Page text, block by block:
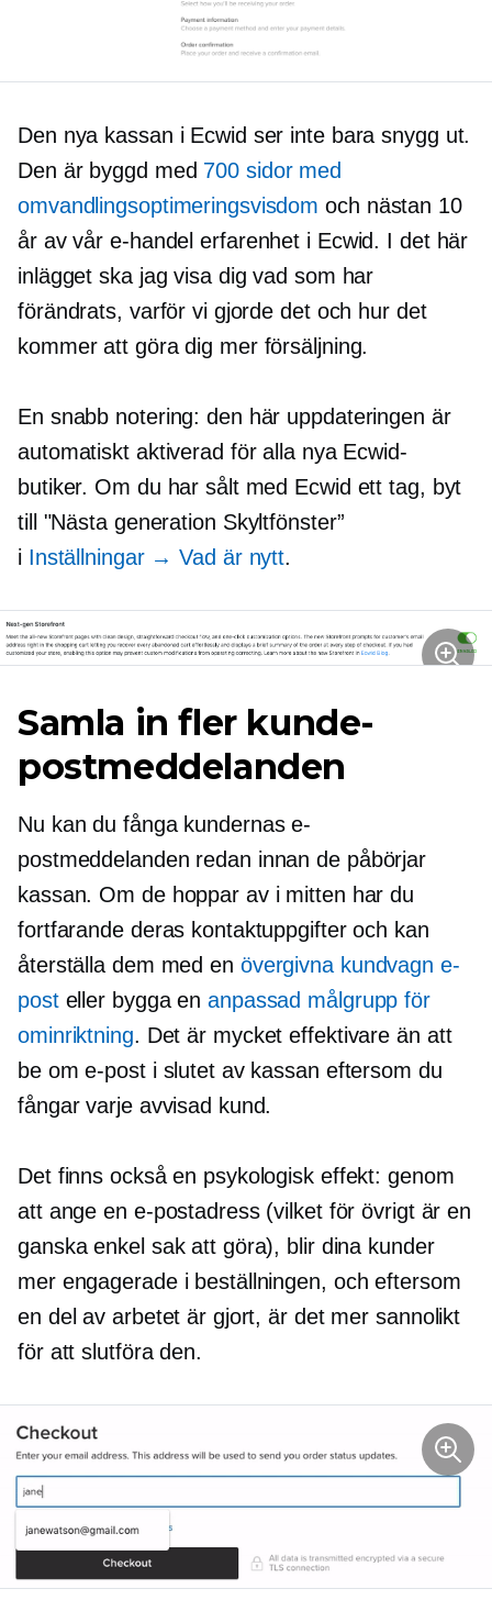
Den nya kassan i Ecwid ser inte bara snygg ut.
Den är byggd med 700 sidor med
omvandlingsoptimeringsvisdom och nästan 10
år av våre-handel erfarenhet i Ecwid. I det här
inlägget ska jag visa dig vad som har
förändrats, varför vi gjorde det och hur det
kommer att göra dig mer försäljning.
En snabb notering: den här uppdateringen är
automatiskt aktiverad för alla nya Ecwid-
butiker. Om du har sålt med Ecwid ett tag, byt
till "Nästa generation Skyltfönster”
i Inställningar → Vad är nytt.
Samla in fler kunde-
postmeddelanden
Nu kan du fånga kundernas e-
postmeddelanden redan innan de påbörjar
kassan. Om de hoppar av i mitten har du
fortfarande deras kontaktuppgifter och kan
återställa dem med en övergivna kundvagn e-
posteller bygga enanpassad målgrupp för
ominriktning. Det är mycket effektivare än att
be om e-post i slutet av kassan eftersom du
fångar varje avvisad kund.
Det finns också en psykologisk effekt: genom
att ange en e-postadress (vilket för övrigt är en
ganska enkel sak att göra), blir dina kunder
mer engagerade i beställningen, och eftersom
en del av arbetet är gjort, är det mer sannolikt
för att slutföra den.